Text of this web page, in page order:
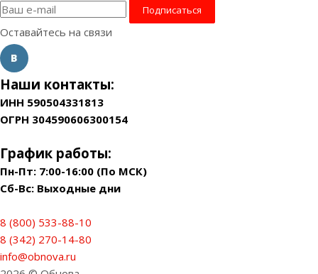
Оставайтесь на связи
Наши контакты:
ИНН 590504331813
ОГРН 304590606300154
График работы:
Пн-Пт: 7:00-16:00 (По МСК)
Сб-Вс: Выходные дни
8 (800) 533-88-10
8 (342) 270-14-80
info@obnova.ru